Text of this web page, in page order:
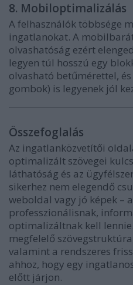
8. Mobiloptimalizálás
A felhasználók többsége
ingatlanokat. A
olvashatóság ezért
legyen túl hosszú egy
olvasható betűmérettel,
gombok) is legyenek jól
Összefoglalás
Az ingatlanközvetítői
optimalizált szövegei
láthatóság és az
sikerhez nem elegendő
weboldal vagy jó képek –
professzionálisnak,
optimalizáltnak kell
megfelelő
valamint a rendszeres
ahhoz, hogy egy
előtt járjon.